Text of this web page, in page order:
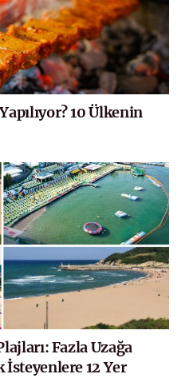
10 Ülkenin
Fazla Uzağa
12 Yer